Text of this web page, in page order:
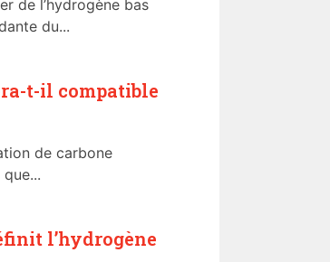
de l’hydrogène bas
du...
t-il compatible
de carbone
l’hydrogène